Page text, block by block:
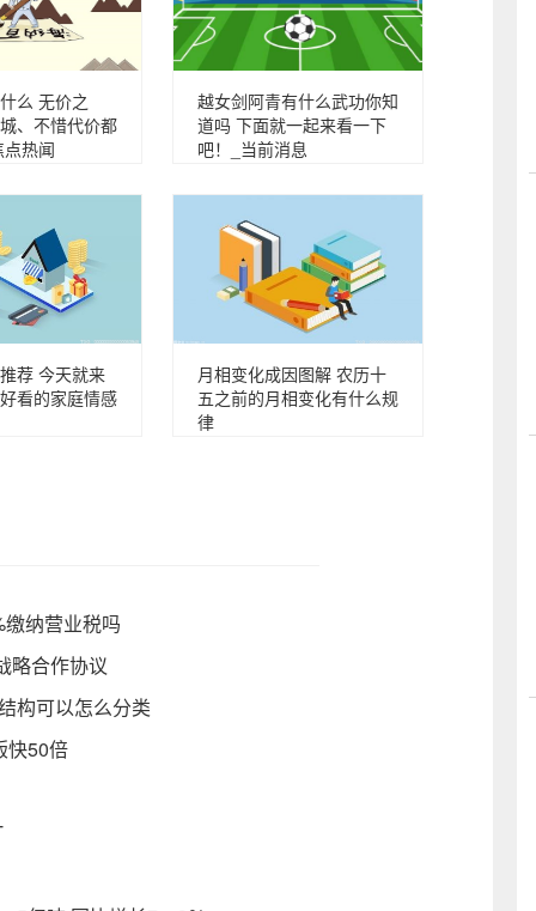
么 无价之
、不惜代价都
热闻
越女剑阿青有什么武功你知
道吗 下面就一起来看一下
吧！_当前消息
荐 今天就来
看的家庭情感
月相变化成因图解 农历十
五之前的月相变化有什么规
律
纳营业税吗
略合作协议
构可以怎么分类
快50倍